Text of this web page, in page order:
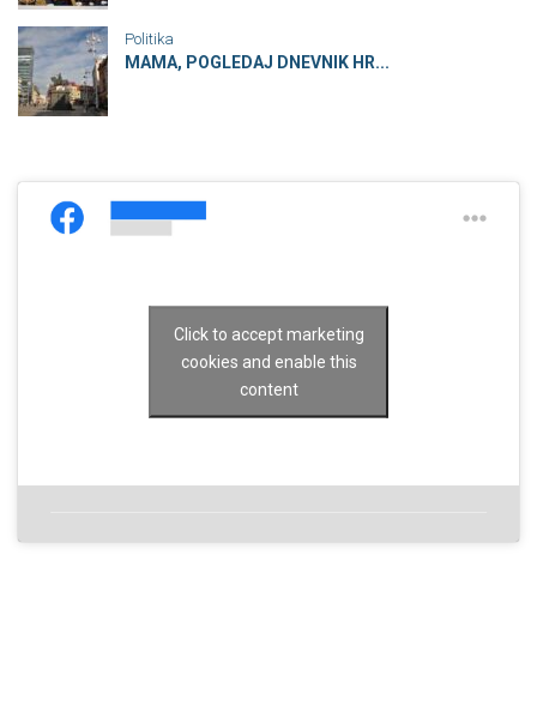
Politika
MAMA, POGLEDAJ DNEVNIK HR...
Click to accept marketing
cookies and enable this
content